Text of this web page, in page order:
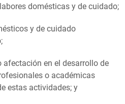
domésticas y de cuidado;
y de cuidado
en el desarrollo de
o académicas
estas actividades; y